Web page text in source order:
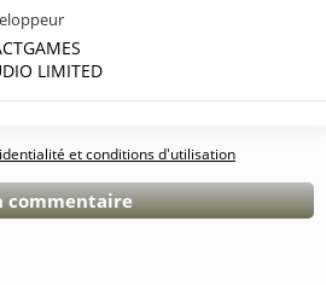
LIMITED
et conditions d'utilisation
commentaire